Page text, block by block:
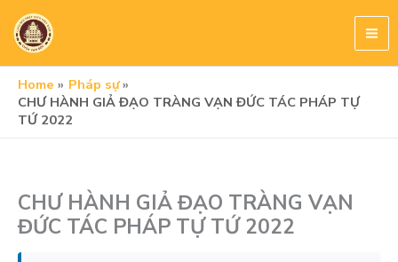
content
Home
Pháp sự
CHƯ HÀNH GIẢ ĐẠO TRÀNG VẠN ĐỨC TÁC PHÁP TỰ
TỨ 2022
CHƯ HÀNH GIẢ ĐẠO TRÀNG VẠN
ĐỨC TÁC PHÁP TỰ TỨ 2022